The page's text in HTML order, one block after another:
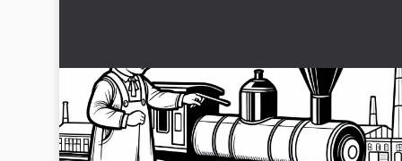
Børn leger med træmodel af en jernbane -
Malerække Industriel Revolution gratis
To børn leger med et historisk træ-tog foran en fabrik.